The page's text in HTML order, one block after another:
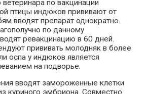
по вакцинации
птицы индюков прививают от
вводят препарат однократно.
по данному
ревакцинацию в 60 дней.
прививать молодняк в более
оспа у индюков является
на подворье.
вводят замороженные клетки
куриного эмбриона. Совместно